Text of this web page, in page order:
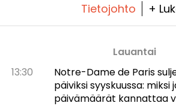
Tietojohto +
Lauantai
13:30
Notre-Dame de Paris
päiviksi syyskuussa: miksi
päivämäärät kannattaa